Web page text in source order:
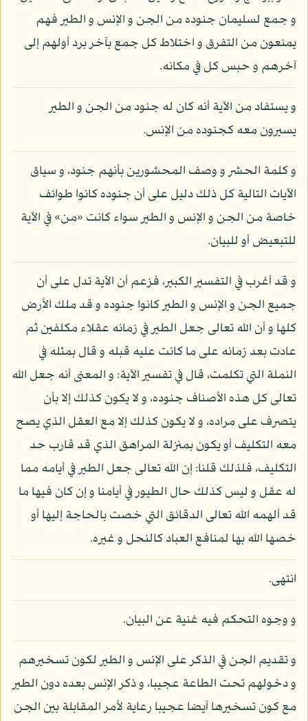
و جمع لسليمان جنوده من الجن و الإنس و الطير فهم
يمنعون من التفرق و اختلاط كل جمع بآخر برد أولهم إلى
آخرهم و حبس كل في مكانه.
و يستفاد من الآية أنه كان له جنود من الجن و الطير
يسيرون معه كجنوده من الإنس.
و كلمة الحشر و وصف المحشورين بأنهم جنود، و سياق
الآيات التالية كل ذلك دليل على أن جنوده كانوا طوائف
خاصة من الجن و الإنس و الطير سواء كانت «من» في الآية
للتبعيض أو للبيان.
و قد أغرب في التفسير الكبير، فزعم أن الآية تدل على أن
جميع الجن و الإنس و الطير كانوا جنوده و قد ملك الأرض
كلها و أن الله تعالى جعل الطير في زمانه عقلاء مكلفين ثم
عادت بعد زمانه على ما كانت عليه قبله و قال بمثله في
النملة التي تكلمت، قال في تفسير الآية: و المعنى أنه جعل الله
تعالى كل هذه الأصناف جنوده، و لا يكون كذلك إلا بأن
يتصرف على مراده، و لا يكون كذلك إلا مع العقل الذي يصح
معه التكليف أو يكون بمنزلة المراهق الذي قد قارب حد
التكليف، فلذلك قلنا: إن الله تعالى جعل الطير في أيامه مما
له عقل و ليس كذلك حال الطيور في أيامنا و إن كان فيها ما
قد ألهمه الله تعالى الدقائق التي خصت بالحاجة إليها أو
خصها الله بها لمنافع العباد كالنحل و غيره.
انتهى.
و وجوه التحكم فيه غنية عن البيان.
و تقديم الجن في الذكر على الإنس و الطير لكون تسخيرهم
و دخولهم تحت الطاعة عجيبا، و ذكر الإنس بعده دون الطير
مع كون تسخيرها أيضا عجيبا رعاية لأمر المقابلة بين الجن